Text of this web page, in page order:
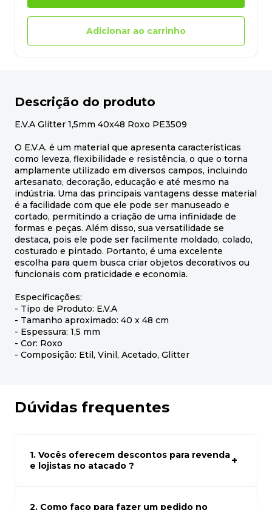
Adicionar ao carrinho
Descrição do produto
E.V.A Glitter 1,5mm 40x48 Roxo PE3509
O E.V.A. é um material que apresenta características
como leveza, flexibilidade e resistência, o que o torna
amplamente utilizado em diversos campos, incluindo
artesanato, decoração, educação e até mesmo na
indústria. Uma das principais vantagens desse material
é a facilidade com que ele pode ser manuseado e
cortado, permitindo a criação de uma infinidade de
formas e peças. Além disso, sua versatilidade se
destaca, pois ele pode ser facilmente moldado, colado,
costurado e pintado. Portanto, é uma excelente
escolha para quem busca criar objetos decorativos ou
funcionais com praticidade e economia.
Especificações:
- Tipo de Produto: E.V.A
- Tamanho aproximado: 40 x 48 cm
- Espessura: 1,5 mm
- Cor: Roxo
- Composição: Etil, Vinil, Acetado, Glitter
Dúvidas frequentes
1. Vocês oferecem descontos para revenda
e lojistas no atacado ?
atacado empresas e compre com os melhores preços
2. Como faço para fazer um pedido no